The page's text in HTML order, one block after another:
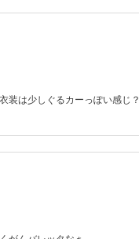
装は少しぐるカーっぽい感じ？